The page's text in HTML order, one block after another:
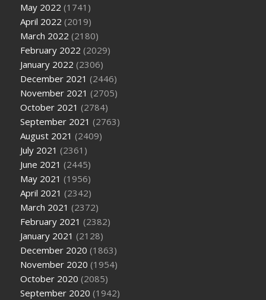
May 2022 (1741)
April 2022 (2019)
March 2022 (2180)
February 2022 (2029)
January 2022 (2306)
December 2021 (2446)
November 2021 (2705)
October 2021 (2784)
September 2021 (2763)
August 2021 (2409)
July 2021 (2361)
June 2021 (2445)
May 2021 (1956)
April 2021 (2342)
March 2021 (2372)
February 2021 (2382)
January 2021 (2128)
December 2020 (1863)
November 2020 (1954)
October 2020 (2085)
September 2020 (1942)